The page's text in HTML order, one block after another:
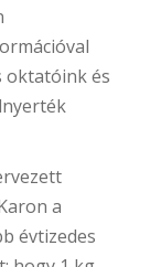
oktatóink és
a
évtizedes